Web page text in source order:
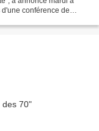
conférence de